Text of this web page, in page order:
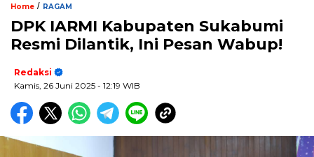
Home / RAGAM
DPK IARMI Kabupaten Sukabumi
Resmi Dilantik, Ini Pesan Wabup!
Redaksi
Kamis, 26 Juni 2025 - 12:19 WIB